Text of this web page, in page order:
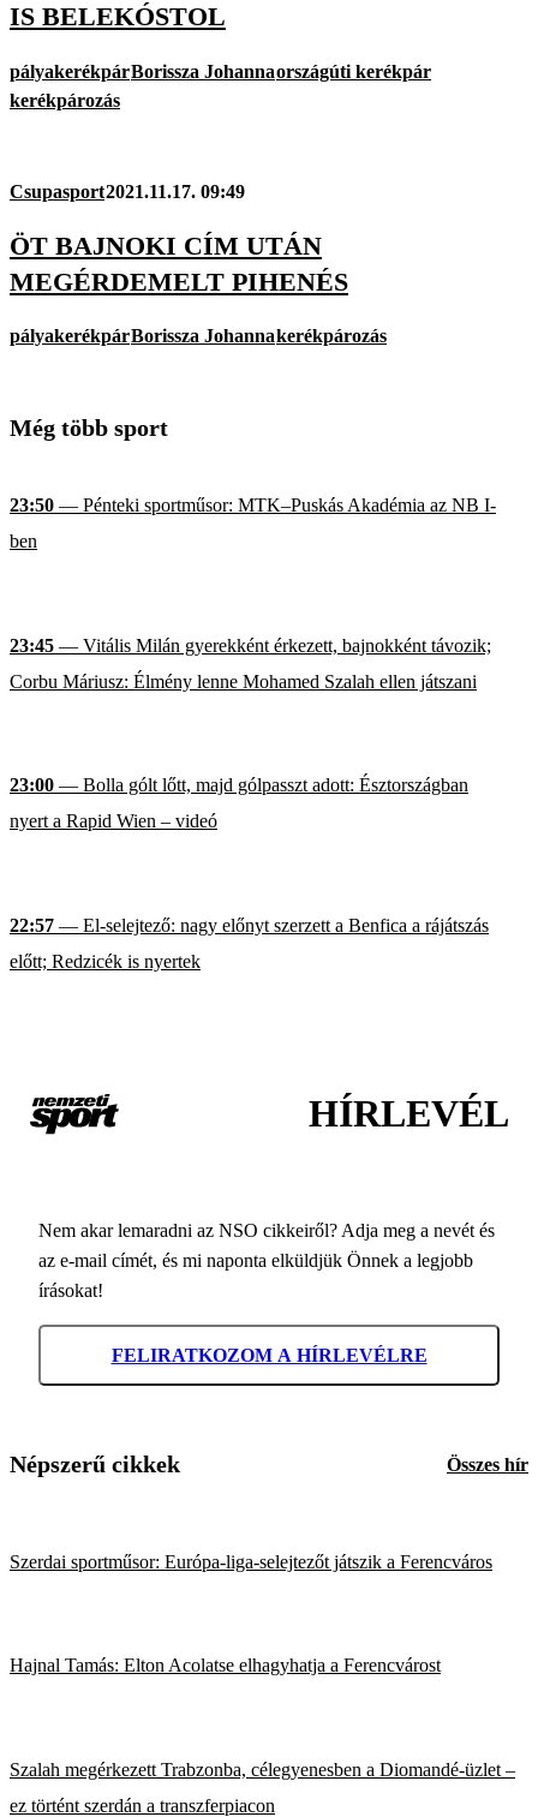
IS BELEKÓSTOL
pályakerékpárBorissza Johannaországúti kerékpár
kerékpározás
Csupasport2021.11.17. 09:49
ÖT BAJNOKI CÍM UTÁN
MEGÉRDEMELT PIHENÉS
pályakerékpárBorissza Johannakerékpározás
Még több sport
23:50 — Pénteki sportműsor: MTK–Puskás Akadémia az NB I-
ben
23:45 — Vitális Milán gyerekként érkezett, bajnokként távozik;
Corbu Máriusz: Élmény lenne Mohamed Szalah ellen játszani
23:00 — Bolla gólt lőtt, majd gólpasszt adott: Észtországban
nyert a Rapid Wien – videó
22:57 — El-selejtező: nagy előnyt szerzett a Benfica a rájátszás
előtt; Redzicék is nyertek
HÍRLEVÉL
Nem akar lemaradni az NSO cikkeiről? Adja meg a nevét és
az e-mail címét, és mi naponta elküldjük Önnek a legjobb
írásokat!
FELIRATKOZOM A HÍRLEVÉLRE
Népszerű cikkek Összes hír
Szerdai sportműsor: Európa-liga-selejtezőt játszik a Ferencváros
Hajnal Tamás: Elton Acolatse elhagyhatja a Ferencvárost
Szalah megérkezett Trabzonba, célegyenesben a Diomandé-üzlet –
ez történt szerdán a transzferpiacon